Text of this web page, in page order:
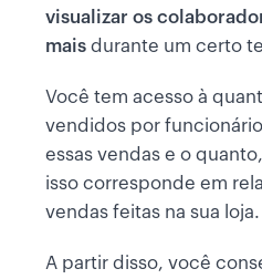
visualizar os
mais durante um certo
Você tem acesso à
vendidos por
essas vendas e o
isso corresponde em
vendas feitas na sua loja.
A partir disso, você